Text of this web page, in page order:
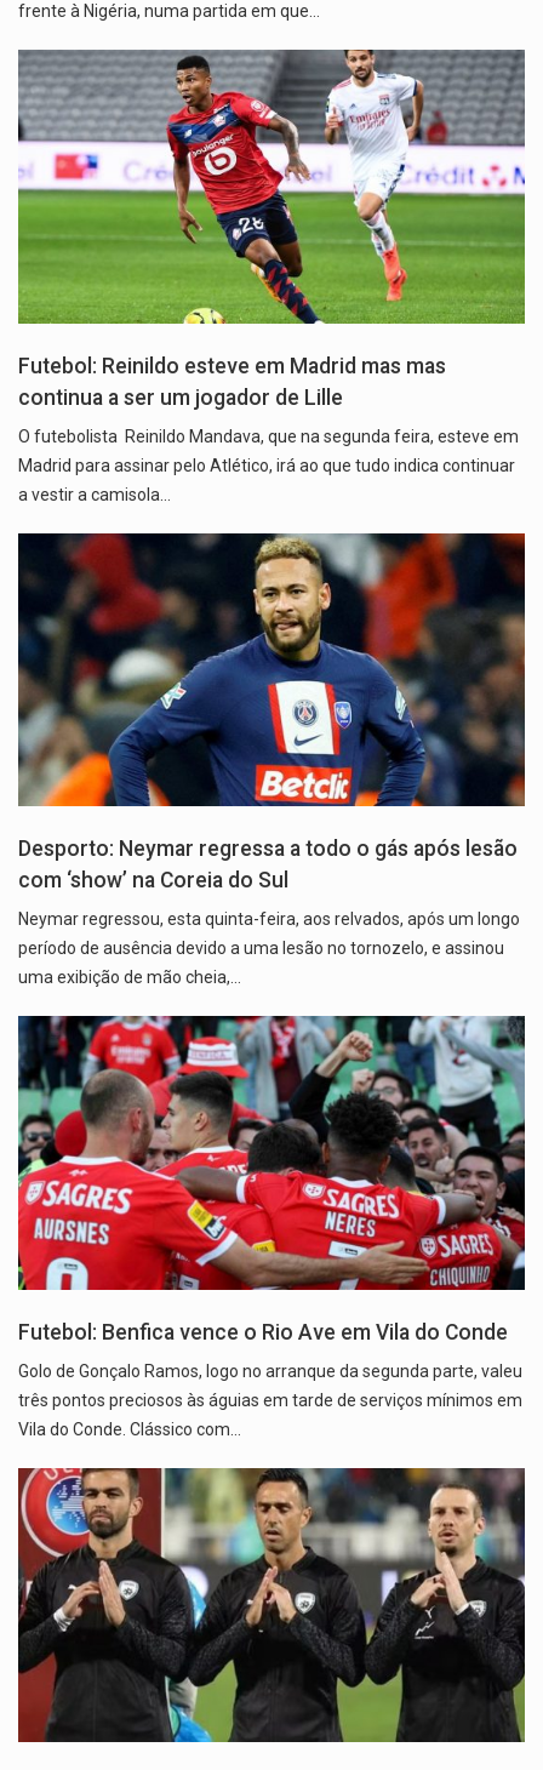
frente à Nigéria, numa partida em que…
Futebol: Reinildo esteve em Madrid mas mas
continua a ser um jogador de Lille
O futebolista Reinildo Mandava, que na segunda feira, esteve em
Madrid para assinar pelo Atlético, irá ao que tudo indica continuar
a vestir a camisola…
Desporto: Neymar regressa a todo o gás após lesão
com ‘show’ na Coreia do Sul
Neymar regressou, esta quinta-feira, aos relvados, após um longo
período de ausência devido a uma lesão no tornozelo, e assinou
uma exibição de mão cheia,…
Futebol: Benfica vence o Rio Ave em Vila do Conde
Golo de Gonçalo Ramos, logo no arranque da segunda parte, valeu
três pontos preciosos às águias em tarde de serviços mínimos em
Vila do Conde. Clássico com…